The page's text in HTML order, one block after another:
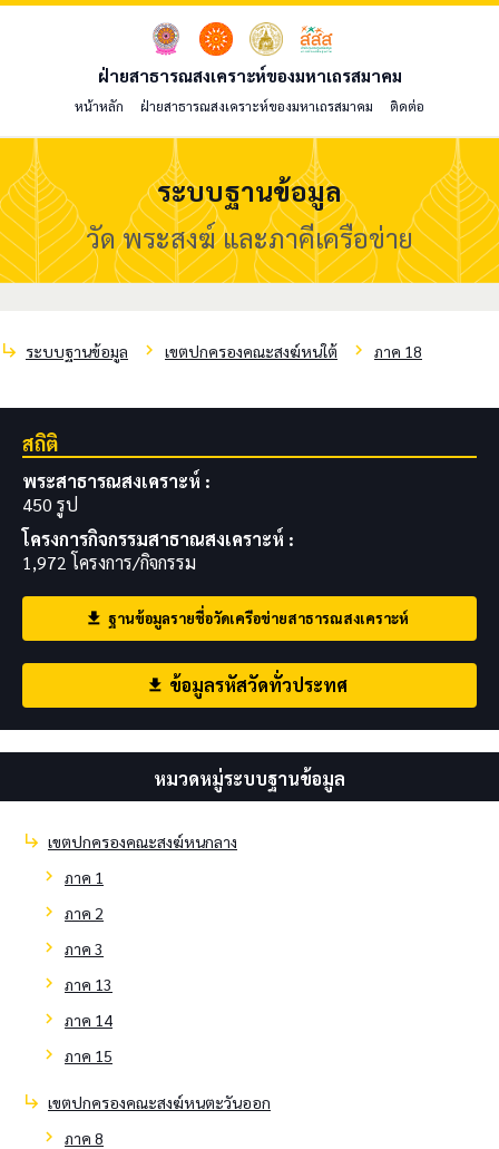
ฝ่ายสาธารณสงเคราะห์ของมหาเถรสมาคม
หน้าหลัก ฝ่ายสาธารณสงเคราะห์ของมหาเถรสมาคม ติดต่อ
ระบบฐานข้อมูล
วัด พระสงฆ์ และภาคีเครือข่าย
subdirectory_arrow_right ระบบฐานข้อมูล chevron_right เขตปกครองคณะสงฆ์หนใต้ chevron_right ภาค 18
สถิติ
พระสาธารณสงเคราะห์ :
450 รูป
โครงการกิจกรรมสาธาณสงเคราะห์ :
1,972 โครงการ/กิจกรรม
download ฐานข้อมูลรายชื่อวัดเครือข่ายสาธารณสงเคราะห์
download ข้อมูลรหัสวัดทั่วประทศ
หมวดหมู่ระบบฐานข้อมูล
subdirectory_arrow_right เขตปกครองคณะสงฆ์หนกลาง
chevron_right
ภาค 1
chevron_right
ภาค 2
chevron_right
ภาค 3
chevron_right
ภาค 13
chevron_right
ภาค 14
chevron_right
ภาค 15
subdirectory_arrow_right เขตปกครองคณะสงฆ์หนตะวันออก
chevron_right
ภาค 8